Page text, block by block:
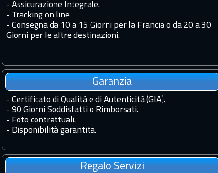
- Assicurazione Integrale.
- Tracking on line.
- Consegna da 10 a 15 Giorni per la Francia o da 20 a 30
Giorni per le altre destinazioni.
Garanzia
- Certificato di Qualità e di Autenticità (GIA).
- 90 Giorni Soddisfatti o Rimborsati.
- Foto contrattuali.
- Disponibilità garantita.
Regalo Servizi